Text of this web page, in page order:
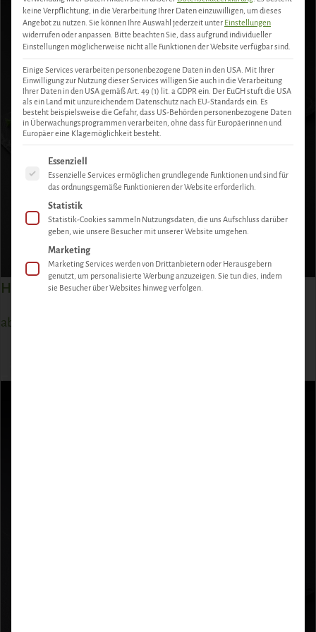
Hirsch Rückenfilet
ab
keine Verpflichtung, in die Verarbeitung Ihrer Daten einzuwilligen, um dieses
Angebot zu nutzen. Sie können Ihre Auswahl jederzeit unter Einstellungen
widerrufen oder anpassen. Bitte beachten Sie, dass aufgrund individueller
Einstellungen möglicherweise nicht alle Funktionen der Website verfügbar sind.
Einige Services verarbeiten personenbezogene Daten in den USA. Mit Ihrer
Einwilligung zur Nutzung dieser Services willigen Sie auch in die Verarbeitung
Ihrer Daten in den USA gemäß Art. 49 (1) lit. a GDPR ein. Der EuGH stuft die USA
als ein Land mit unzureichendem Datenschutz nach EU-Standards ein. Es
besteht beispielsweise die Gefahr, dass US-Behörden personenbezogene Daten
in Überwachungsprogrammen verarbeiten, ohne dass für Europäerinnen und
Europäer eine Klagemöglichkeit besteht.
Es folgt eine Liste der Service-Gruppen, für die eine
Essenziell
Essenzielle Services ermöglichen grundlegende Funktionen und sind für
das ordnungsgemäße Funktionieren der Website erforderlich.
Statistik
Statistik-Cookies sammeln Nutzungsdaten, die uns Aufschluss darüber
geben, wie unsere Besucher mit unserer Website umgehen.
Marketing
Marketing Services werden von Drittanbietern oder Herausgebern
genutzt, um personalisierte Werbung anzuzeigen. Sie tun dies, indem
sie Besucher über Websites hinweg verfolgen.